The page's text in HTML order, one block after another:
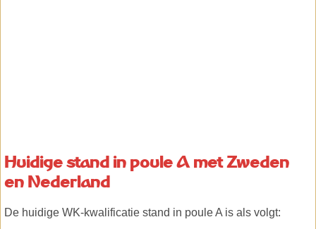
Huidige stand in poule A met Zweden
en Nederland
De huidige WK-kwalificatie stand in poule A is als volgt: